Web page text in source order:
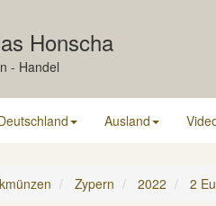
Honscha
- Handel
Ausland
Zypern 2022 2